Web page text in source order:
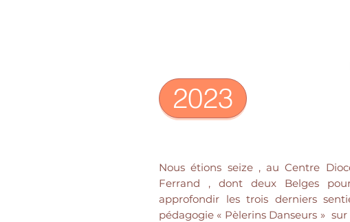
Nous étions seize , au Centre
Ferrand , dont deux Belges
approfondir les trois derniers
pédagogie « Pèlerins Danseurs » sur
2023